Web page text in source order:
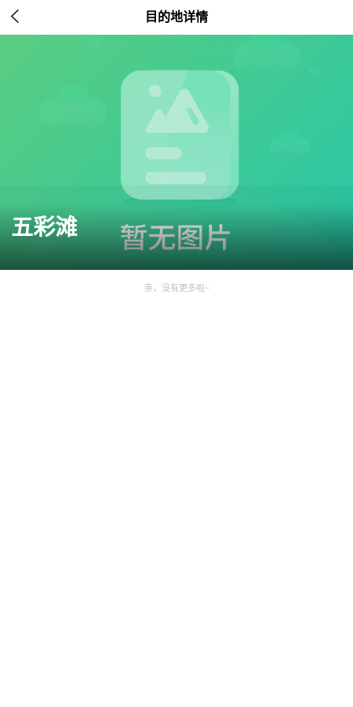
 目的地详情
五彩滩
亲，没有更多啦~